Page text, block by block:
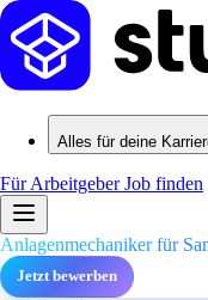
Alles für deine
Für ArbeitgeberJob finden
Anlagenmechaniker für
Jetzt bewerben